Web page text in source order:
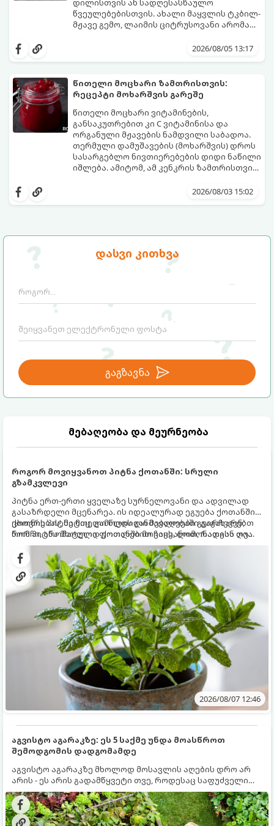
დასვი კითხვა
გაგზავნა
მებაღეობა და მეურნეობა
როგორ მოვიყვანოთ პიტნა ქოთანში: სრული
გზამკვლევი
პიტნა ერთ-ერთი ყველაზე სურნელოვანი და ადვილად
გასაზრდელი მცენარეა. ის იდეალურად ეგუება ქოთანში
ცხოვრებას, მეტიც, გამოცდილი მებაღეები გვირჩევენ,
რომ პიტნა მხოლოდ ქოთანში მოვიყვანოთ, რადგან ღია
გრუნტში (ბაღში) დარგვისას ის ფესვებით ძალიან
სწრაფად ვრცელდება და სხვა მცენარეებს ავიწროებს.
ქოთნის პიტნა მთელი წლის განმავლობაში გაგახარებთ
ნორჩი, არომატული ფოთლებით ჩაის, ლიმონათისა თუ
კერძებისთვის.
2026/08/07 12:46
აგვისტო აგარაკზე: ეს 5 საქმე უნდა მოასწროთ
შემოდგომის დადგომამდე
აგვისტო აგარაკზე მხოლოდ მოსავლის აღების დრო არ
არის - ეს არის გადამწყვეტი თვე, როდესაც საფუძველი
ეყრება მომავალი წლის მოსავალს და ბაღი მზადდება
შემოდგომა-ზამთრის სეზონისთვის. იმისათვის, რომ
ნიადაგმა ენერგია აღიდგინოს, ხოლო მცენარეებმა
ბურთულა (4–6 პორცია)
დილისთვის ან სადღესასწაულო
წვეულებებისთვის. ახალი მაყვლის ტკბილ-
მჟავე გემო, ლაიმის ციტრუსოვანი არომატი
საოცრად დახვეწილ და მაგრილებელ
და მის მომზადებას მინიმალური
პორცია
2026/08/05 13:17
წითელი მოცხარი ზამთრისთვის:
რეცეპტი მოხარშვის გარეშე
წითელი მოცხარი ვიტამინების,
განსაკუთრებით კი C ვიტამინისა და
ორგანული მჟავების ნამდვილი საბადოა.
თერმული დამუშავების (მოხარშვის) დროს
სასარგებლო ნივთიერებების დიდი ნაწილი
იშლება. ამიტომ, ამ კენკრის ზამთრისთვის
მომზადებაა - მოხარშვის გარეშე.
ბუნებრივ, კაშკაშა გემოს, არომატს და
2026/08/03 15:02